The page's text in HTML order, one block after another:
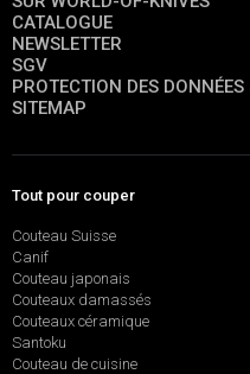
CATALOGUE
NEWSLETTER
SGV
PROTECTION DES
SITEMAP
Tout pour couper
Couteau Suisse
Canif
Couteau japonais
Couteaux damassés
Couteaux céramique
Santoku
Couteau de cuisine